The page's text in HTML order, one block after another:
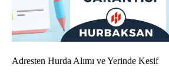
Adresten Hurda Alımı ve Yerinde Kesif